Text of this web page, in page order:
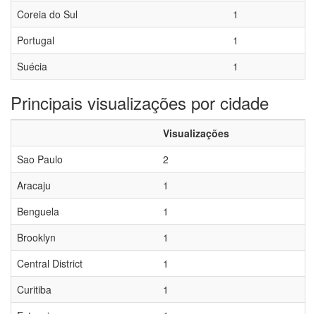
Coreia do Sul
1
Portugal
1
Suécia
1
Principais visualizações por cidade
Visualizações
Sao Paulo
2
Aracaju
1
Benguela
1
Brooklyn
1
Central District
1
Curitiba
1